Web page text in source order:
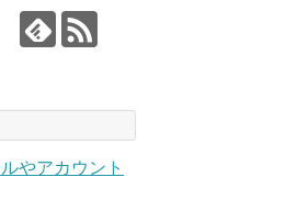
やアカウント